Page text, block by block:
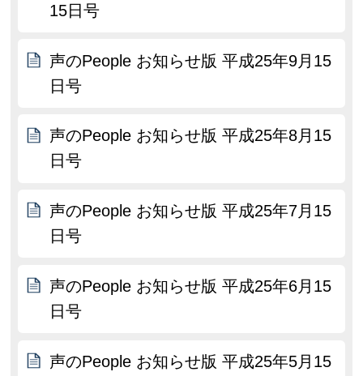
15日号
声のPeople お知らせ版 平成25年9月15
日号
声のPeople お知らせ版 平成25年8月15
日号
声のPeople お知らせ版 平成25年7月15
日号
声のPeople お知らせ版 平成25年6月15
日号
声のPeople お知らせ版 平成25年5月15